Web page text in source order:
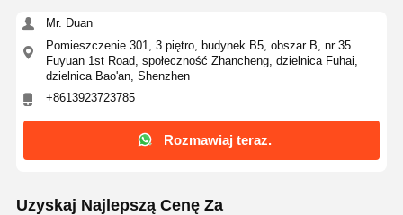
Szyna okluzyjna
Ochrona ustna
Mr. Duan
Pomieszczenie 301, 3 piętro, budynek B5, obszar B, nr 35
Fuyuan 1st Road, społeczność Zhancheng, dzielnica Fuhai,
dzielnica Bao'an, Shenzhen
+8613923723785
Rozmawiaj teraz.
Uzyskaj Najlepszą Cenę Za